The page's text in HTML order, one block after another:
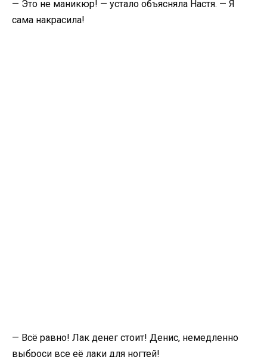
— Это не маникюр! — устало объясняла Настя. — Я
сама накрасила!
— Всё равно! Лак денег стоит! Денис, немедленно
выброси все её лаки для ногтей!